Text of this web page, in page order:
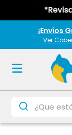
¡Envíos
Ver
¿Que estás